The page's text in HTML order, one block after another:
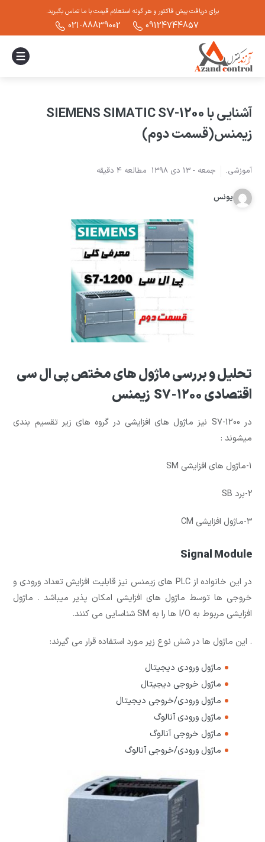
برای دریافت پیش فاکتور و هر گونه استعلام قیمت با ما تماس بگیرید.
09124744857
021-88839002
آشنایی با SIEMENS SIMATIC S7-1200
زیمنس(قسمت دوم)
آموزشی. جمعه -13 دی 1398 مطالعه 4 دقیقه
یونس
تحلیل و بررسی ماژول های مختص پی ال سی
اقتصادی S7-1200 زیمنس
در S7-1200 نیز ماژول های افزایشی در گروه های زیر تقسیم بندی
میشوند :
۱-ماژول های افزایشی SM
۲-برد SB
۳-ماژول افزایشی CM
Signal Module
در این خانواده از PLC های زیمنس نیز قابلیت افزایش تعداد ورودی و
خروجی ها توسط ماژول های افزایشی امکان پذیر میباشد . ماژول
افزایشی مربوط به I/O ها را به SM شناسایی می کنند.
. این ماژول ها در شش نوع زیر مورد استفاده قرار می گیرند:
ماژول ورودی دیجیتال
ماژول خروجی دیجیتال
ماژول ورودی/خروجی دیجیتال
ماژول ورودی آنالوگ
ماژول خروجی آنالوگ
ماژول ورودی/خروجی آنالوگ